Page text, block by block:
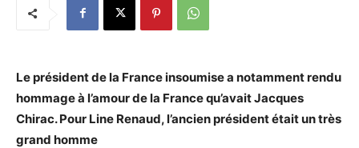
Le président de la France insoumise a notamment rendu
hommage à l’amour de la France qu’avait Jacques
Chirac. Pour Line Renaud, l’ancien président était un très
grand homme